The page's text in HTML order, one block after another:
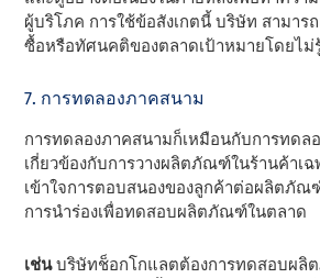
ผู้บริโภค การใช้ข้อสังเกตนี้ บริษัท สามาร
ซื้อหรือทัศนคติของตลาดเป้าหมายโดยไม่
7. การทดลองภาคสนาม
การทดลองภาคสนามก็เหมือนกับการทดล
เกี่ยวข้องกับการวางผลิตภัณฑ์ในร้านค้าเฉ
เข้าใจการตอบสนองของลูกค้าต่อผลิตภัณ
การนําร่องเพื่อทดสอบผลิตภัณฑ์ในตลาด
เช่นบริษัทช็อกโกแลตต้องการทดสอบผลิ